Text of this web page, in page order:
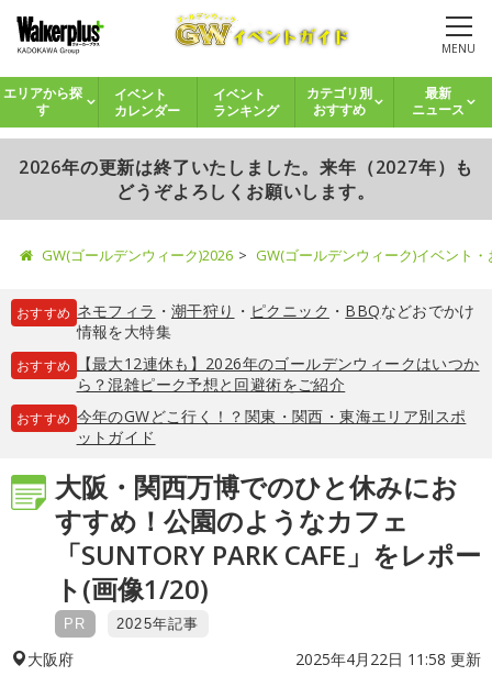
MENU
エリアから探
す
イベント
カレンダー
イベント
ランキング
カテゴリ別
おすすめ
最新
ニュース
2026年の更新は終了いたしました。来年（2027年）も
どうぞよろしくお願いします。
GW(ゴールデンウィーク)2026 GW(ゴールデンウィーク)イベント
おすすめ ネモフィラ ・ 潮干狩り ・ ピクニック ・ BBQなどおでかけ
情報を大特集
おすすめ
【最大12連休も】2026年のゴールデンウィークはいつか
ら？混雑ピーク予想と回避術をご紹介
おすすめ 今年のGWどこ行く！？関東・関西・東海エリア別スポ
ットガイド
大阪・関西万博でのひと休みにお
すすめ！公園のようなカフェ
「SUNTORY PARK CAFE」をレポー
ト(画像1/20)
PR 2025年記事
大阪府 2025年4月22日 11:58 更新